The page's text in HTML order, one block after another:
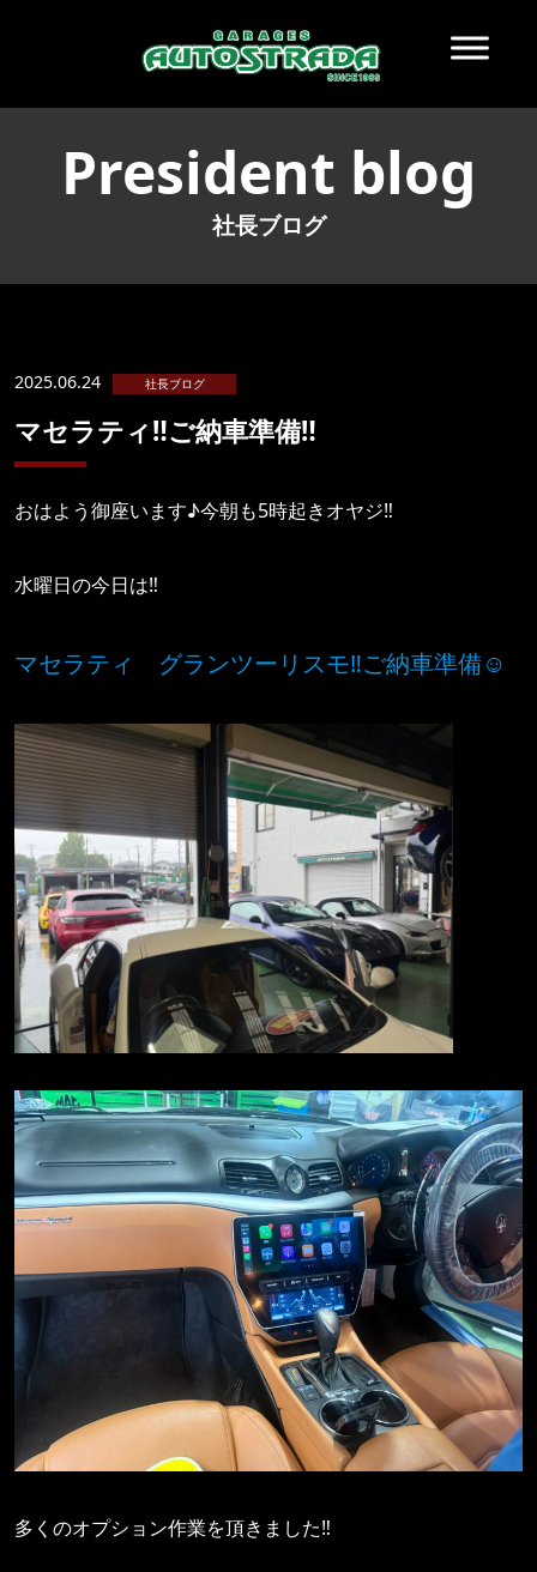
President blog
社長ブログ
2025.06.24 社長ブログ
マセラティ‼️ご納車準備‼️
おはよう御座います♪今朝も5時起きオヤジ‼️
水曜日の今日は‼️
マセラティ グランツーリスモ‼️ご納車準備☺️
多くのオプション作業を頂きました‼️